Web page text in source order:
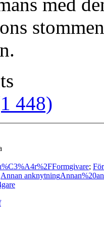
med
448)
;
Annan anknytning